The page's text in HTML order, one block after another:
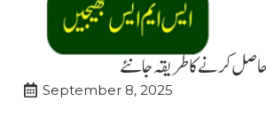
September 8, 2025